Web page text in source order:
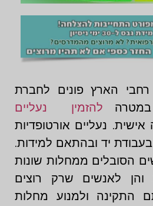
הארץ פונים לחברת
במטרה להזמין נעליים
נעליים אורטופדיות
יד ובהתאם למידות.
הסובלים ממחלות שונות
והן לאנשים שרק רוצים
התקינה ולמנוע מחלות